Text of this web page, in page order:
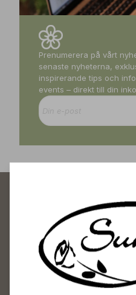
Prenumerera på vårt
senaste nyheterna,
inspirerande tips och
events – direkt till din
Sunds